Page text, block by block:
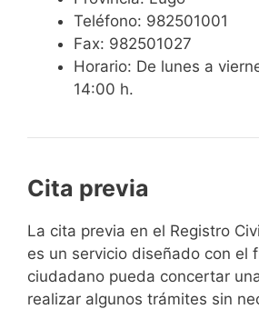
Teléfono: 982501001
Fax: 982501027
Horario: De lunes a
14:00 h.
Cita previa
​​​​​​​​​​​​​​​​​​​​​​​​​​​​La cita previa en el Registro
es un servicio diseñado con el
ciudadano pueda concertar
realizar algunos trámites sin